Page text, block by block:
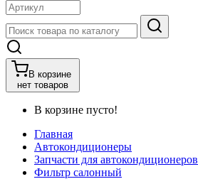
В корзине
нет товаров
В корзине пусто!
Главная
Автокондиционеры
Запчасти для автокондиционеров
Фильтр салонный